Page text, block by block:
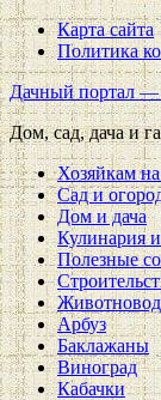
Карта сайта
Политика
Дачный портал —
Дом, сад, дача и
Хозяйкам
Сад и
Дом и дача
Кулинария
Полезные
Арбуз
Баклажаны
Виноград
Кабачки